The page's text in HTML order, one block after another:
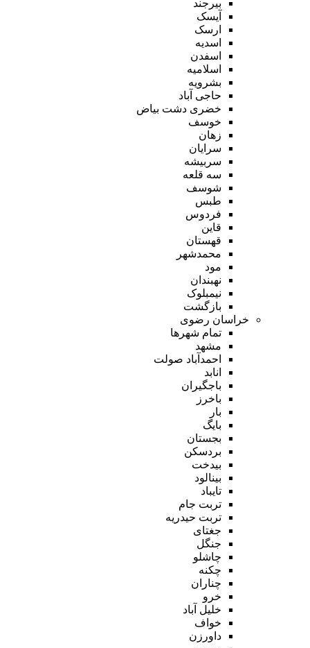
بیرجند
آیسک
ارسک
اسدیه
اسفدن
اسلامیه
بشرویه
حاجی آباد
خضری دشت بیاض
خوسف
زهان
سرایان
سربیشه
سه قلعه
شوسف
طبس
فردوس
قاین
قهستان
محمدشهر
مود
نهبندان
نیمبلوک
بازگشت
خراسان رضوی
تمام شهر‌ها
مشهد
احمدآباد صولت
انابد
باجگیران
باخرز
بار
بایگ
بجستان
بردسکن
بیدخت
بینالود
تایباد
تربت جام
تربت حیدریه
جغتای
جنگل
چاشلو
چکنه
چناران
خرو
خلیل آباد
خواف
داورزن